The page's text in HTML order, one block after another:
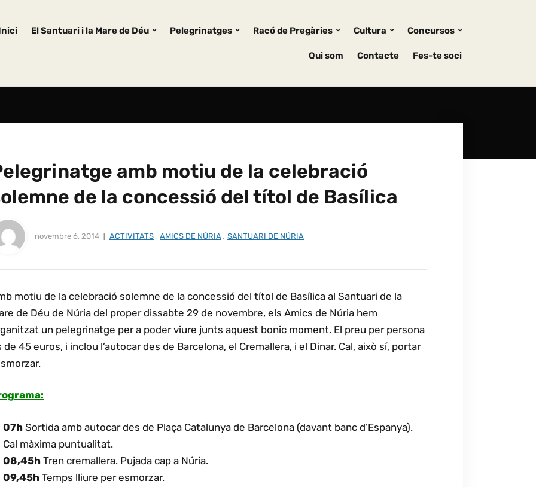
El Santuari i la Mare de Déu Pelegrinatges Racó de Pregàries Cultura Concursos
Qui som Contacte Fes-te soci
amb motiu de la celebració
de la concessió del títol de Basílica
novembre 6, 2014 ACTIVITATS , AMICS DE NÚRIA , SANTUARI DE NÚRIA
motiu de la celebració solemne de la concessió del títol de Basílica al Santuari de la
de Déu de Núria del proper dissabte 29 de novembre, els Amics de Núria hem
un pelegrinatge per a poder viure junts aquest bonic moment. El preu per persona
de 45 euros, i inclou l’autocar des de Barcelona, el Cremallera, i el Dinar. Cal, això sí, portar
07h Sortida amb autocar des de Plaça Catalunya de Barcelona (davant banc d’Espanya).
Cal màxima puntualitat.
08,45h Tren cremallera. Pujada cap a Núria.
09,45hTemps lliure per esmorzar.